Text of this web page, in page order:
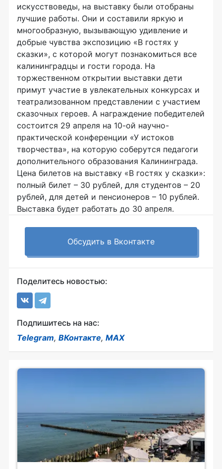
искусствоведы, на выставку были отобраны
лучшие работы. Они и составили яркую и
многообразную, вызывающую удивление и
добрые чувства экспозицию «В гостях у
сказки», с которой могут познакомиться все
калининградцы и гости города. На
торжественном открытии выставки дети
примут участие в увлекательных конкурсах и
театрализованном представлении с участием
сказочных героев. А награждение победителей
состоится 29 апреля на 10-ой научно-
практической конференции «У истоков
творчества», на которую соберутся педагоги
дополнительного образования Калининграда.
Цена билетов на выставку «В гостях у сказки»:
полный билет – 30 рублей, для студентов – 20
рублей, для детей и пенсионеров – 10 рублей.
Выставка будет работать до 30 апреля.
Обсудить в Вконтакте
Поделитесь новостью:
Подпишитесь на нас:
Telegram, ВКонтакте, MAX